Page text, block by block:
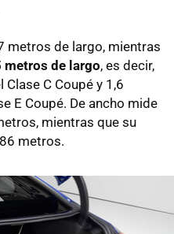
metros de largo, mientras
metros de largo, es decir,
C Coupé y 1,6
E Coupé. De ancho mide
mientras que su
metros.